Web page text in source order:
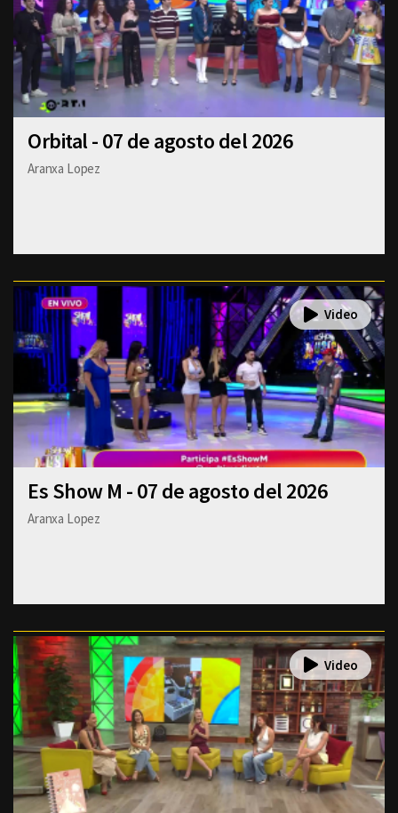
Orbital - 07 de agosto del 2026
Aranxa Lopez
Es Show M - 07 de agosto del 2026
Aranxa Lopez